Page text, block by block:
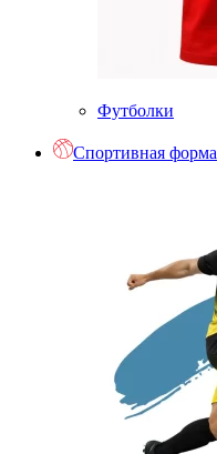
Футболки
Спортивная форма